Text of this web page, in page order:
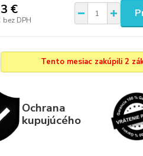
€
bez DPH
Tento mesiac zakúpili 2
Ochrana
kupujúcého